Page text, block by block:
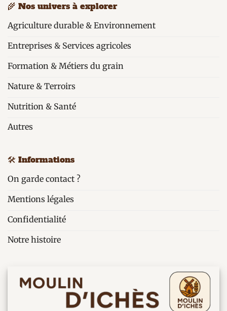
🌾 Nos univers à explorer
Agriculture durable & Environnement
Entreprises & Services agricoles
Formation & Métiers du grain
Nature & Terroirs
Nutrition & Santé
Autres
🛠️ Informations
On garde contact ?
Mentions légales
Confidentialité
Notre histoire